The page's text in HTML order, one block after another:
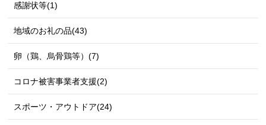
感謝状等(1)
地域のお礼の品(43)
卵（鶏、烏骨鶏等）(7)
コロナ被害事業者支援(2)
スポーツ・アウトドア(24)